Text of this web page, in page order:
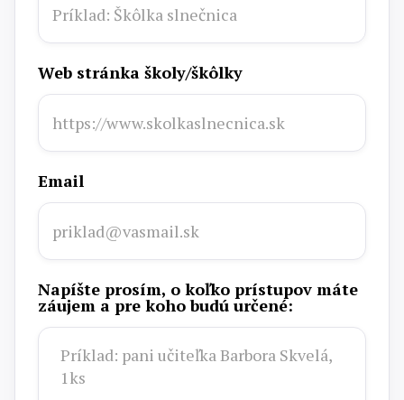
Web stránka školy/škôlky
Email
Napíšte prosím, o koľko prístupov máte
záujem a pre koho budú určené: